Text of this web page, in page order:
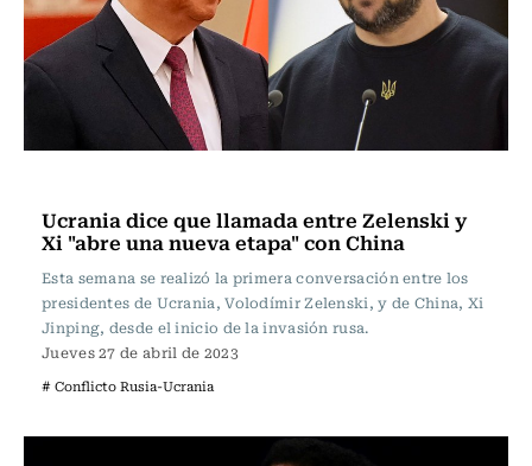
Ucrania dice que llamada entre Zelenski y
Xi "abre una nueva etapa" con China
Esta semana se realizó la primera conversación entre los
presidentes de Ucrania, Volodímir Zelenski, y de China, Xi
Jinping, desde el inicio de la invasión rusa.
Jueves 27 de abril de 2023
# Conflicto Rusia-Ucrania